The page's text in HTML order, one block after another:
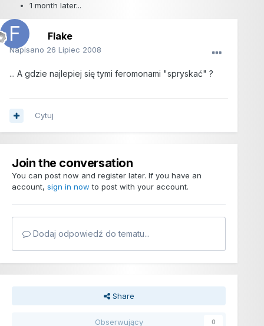
1 month later...
Flake
Napisano 26 Lipiec 2008
... A gdzie najlepiej się tymi feromonami "spryskać" ?
Cytuj
Join the conversation
You can post now and register later. If you have an
account, sign in now to post with your account.
Dodaj odpowiedź do tematu...
Share
Obserwujący 0